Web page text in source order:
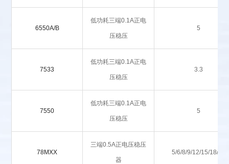
6550A/B
低功耗三端0.1A正电
压稳压
5
7533
低功耗三端0.1A正电
压稳压
3.3
7550
低功耗三端0.1A正电
压稳压
5
78MXX
三端0.5A正电压稳压
器
5/6/8/9/12/15/18/24